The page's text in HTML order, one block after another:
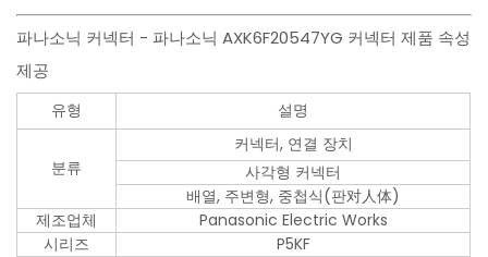
파나소닉 커넥터 - 파나소닉 AXK6F20547YG 커넥터 제품 속성
제공
유형 설명
분류
커넥터, 연결 장치
사각형 커넥터
배열, 주변형, 중첩식(판对人体)
제조업체
Panasonic Electric Works
시리즈
P5KF